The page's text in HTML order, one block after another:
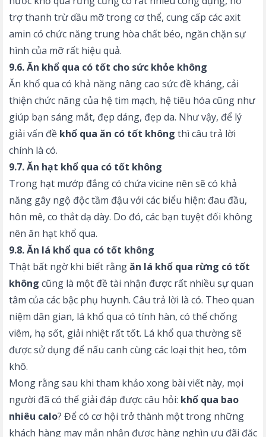
trợ thanh trừ dầu mỡ trong cơ thể, cung cấp các axit
amin có chức năng trung hòa chất béo, ngăn chặn sự
hình của mỡ rất hiệu quả.
9.6. Ăn khổ qua có tốt cho sức khỏe không
Ăn khổ qua có khả năng nâng cao sức đề kháng, cải
thiện chức năng của hệ tim mạch, hệ tiêu hóa cũng như
giúp bạn sáng mắt, đẹp dáng, đẹp da. Như vậy, để lý
giải vấn đề khổ qua ăn có tốt không thì câu trả lời
chính là có.
9.7. Ăn hạt khổ qua có tốt không
Trong hạt mướp đắng có chứa vicine nên sẽ có khả
năng gây ngộ độc tầm đậu với các biểu hiện: đau đầu,
hôn mê, co thắt dạ dày. Do đó, các bạn tuyệt đối không
nên ăn hạt khổ qua.
9.8. Ăn lá khổ qua có tốt không
Thật bất ngờ khi biết rằngăn lá khổ qua rừng có tốt
không cũng là một đề tài nhận được rất nhiều sự quan
tâm của các bậc phụ huynh. Câu trả lời là có. Theo quan
niệm dân gian, lá khổ qua có tính hàn, có thể chống
viêm, hạ sốt, giải nhiệt rất tốt. Lá khổ qua thường sẽ
được sử dụng để nấu canh cùng các loại thịt heo, tôm
khô.
Mong rằng sau khi tham khảo xong bài viết này, mọi
người đã có thể giải đáp được câu hỏi: khổ qua bao
nhiêu calo? Để có cơ hội trở thành một trong những
khách hàng may mắn nhận được hàng nghìn ưu đãi đặc